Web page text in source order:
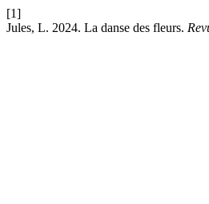
[1]
Jules, L. 2024. La danse des fleurs.